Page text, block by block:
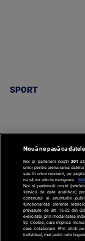
SPORT
SPORT
Nouă ne pasă ca
Noi și partenerii noștri 201
unici pentru prelucrarea
sau în orice moment, pe
nu vă vor afecta navigarea.
Noi si partenerii nostri
servicii de date analitice)
continutul si anunturile
functionalitati aferente
prevazute de art. 15-22 din
exercitate prin modalitatea
tip Cookie, care implica
care colaboram. Prin click pe
individual, mai putin cele